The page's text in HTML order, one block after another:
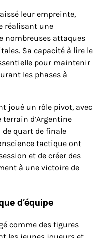
leur empreinte,
réalisant une
nombreuses attaques
Sa capacité à lire le
pour maintenir
les phases à
joué un rôle pivot, avec
d’Argentine
quart de finale
tactique ont
et de créer des
à une victoire de
d’équipe
comme des figures